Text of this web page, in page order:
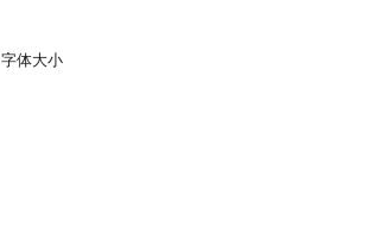
字体大小